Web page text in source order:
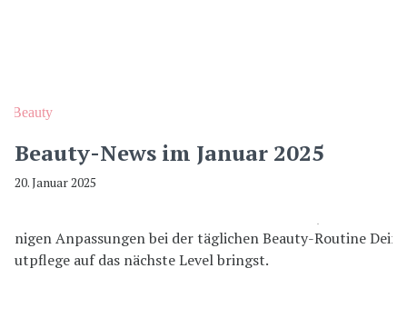
Beauty
Beauty-News im Januar 2025
20. Januar 2025